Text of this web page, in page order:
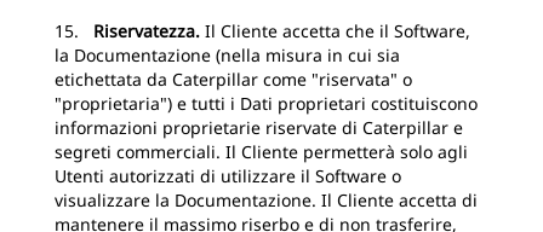
15. Riservatezza. Il Cliente accetta che il Software,
la Documentazione (nella misura in cui sia
etichettata da Caterpillar come "riservata" o
"proprietaria") e tutti i Dati proprietari costituiscono
informazioni proprietarie riservate di Caterpillar e
segreti commerciali. Il Cliente permetterà solo agli
Utenti autorizzati di utilizzare il Software o
visualizzare la Documentazione. Il Cliente accetta di
mantenere il massimo riserbo e di non trasferire,